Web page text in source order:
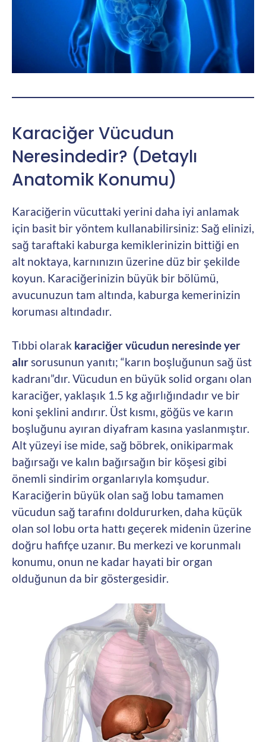
Karaciğer Vücudun
Neresindedir? (Detaylı
Anatomik Konumu)
Karaciğerin vücuttaki yerini daha iyi anlamak
için basit bir yöntem kullanabilirsiniz: Sağ elinizi,
sağ taraftaki kaburga kemiklerinizin bittiği en
alt noktaya, karnınızın üzerine düz bir şekilde
koyun. Karaciğerinizin büyük bir bölümü,
avucunuzun tam altında, kaburga kemerinizin
koruması altındadır.
Tıbbi olarak karaciğer vücudun neresinde yer
alır sorusunun yanıtı; “karın boşluğunun sağ üst
kadranı”dır. Vücudun en büyük solid organı olan
karaciğer, yaklaşık 1.5 kg ağırlığındadır ve bir
koni şeklini andırır. Üst kısmı, göğüs ve karın
boşluğunu ayıran diyafram kasına yaslanmıştır.
Alt yüzeyi ise mide, sağ böbrek, onikiparmak
bağırsağı ve kalın bağırsağın bir köşesi gibi
önemli sindirim organlarıyla komşudur.
Karaciğerin büyük olan sağ lobu tamamen
vücudun sağ tarafını doldururken, daha küçük
olan sol lobu orta hattı geçerek midenin üzerine
doğru hafifçe uzanır. Bu merkezi ve korunmalı
konumu, onun ne kadar hayati bir organ
olduğunun da bir göstergesidir.